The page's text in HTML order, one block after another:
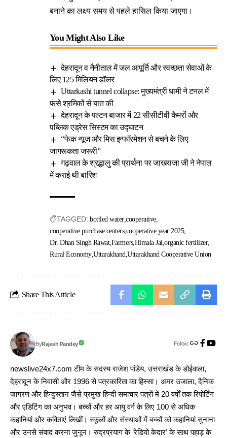
बनाने का लक्ष्य समय से पहले हासिल किया जाएगा।
You Might Also Like
देहरादून व नैनीताल में जल आपूर्ति और स्वच्छता सेवाओं के
लिए 125 मिलियन डॉलर
Uttarkashi tunnel collapse: मुख्यमंत्री धामी ने टनल में
फंसे श्रमिकों से बात की
देहरादून के पल्टन बाजार में 22 सीसीटीवी कैमरों और
पब्लिक एड्रेस सिस्टम का उद्घाटन
“फेक न्यूज और मिस इन्फॉरमेशन से बचने के लिए
जागरूकता जरूरी”
गढ़वाल के श्रद्धालु की प्रार्थना पर जाखराजा जी ने नेपाल
में कराई थी बारिश
TAGGED: bottled water cooperative
cooperative purchase centers cooperative year 2025
Dr. Dhan Singh Rawat Farmers Himala Jal organic fertilizer
Rural Economy Uttarakhand Uttarakhand Cooperative Union
Share This Article
ByRajesh Pandey Follow:
newslive24x7.com टीम के सदस्य राजेश पांडेय, उत्तराखंड के डोईवाला,
देहरादून के निवासी और 1996 से पत्रकारिता का हिस्सा। अमर उजाला, दैनिक
जागरण और हिन्दुस्तान जैसे प्रमुख हिन्दी समाचार पत्रों में 20 वर्षों तक रिपोर्टिंग
और एडिटिंग का अनुभव। बच्चों और हर आयु वर्ग के लिए 100 से अधिक
कहानियां और कविताएं लिखीं। स्कूलों और संस्थाओं में बच्चों को कहानियां सुनाना
और उनसे संवाद करना जुनून। रुद्रप्रयाग के ‘रेडियो केदार’ के साथ पहाड़ के